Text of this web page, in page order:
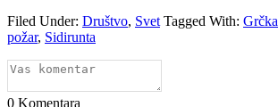
Filed Under: Društvo, Svet Tagged With: Grčka
požar, Sidirunta
0 Komentara